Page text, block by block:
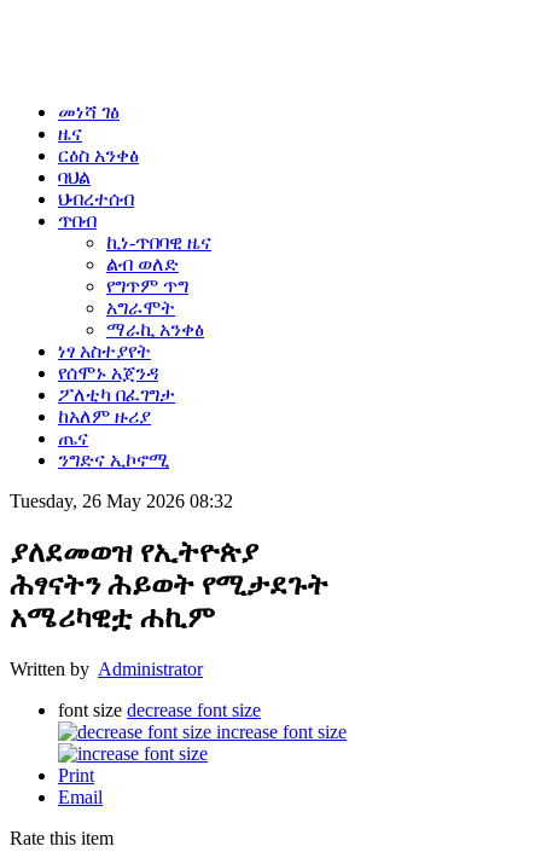
መነሻ ገፅ
ዜና
ርዕስ አንቀፅ
ባህል
ህብረተሰብ
ጥበብ
ኪነ-ጥበባዊ ዜና
ልብ ወለድ
የግጥም ጥግ
አግራሞት
ማራኪ አንቀፅ
ነፃ አስተያየት
የሰሞኑ አጀንዳ
ፖለቲካ በፈገግታ
ከአለም ዙሪያ
ጤና
ንግድና ኢኮኖሚ
Tuesday, 26 May 2026 08:32
ያለደመወዝ የኢትዮጵያ
ሕፃናትን ሕይወት የሚታደጉት
አሜሪካዊቷ ሐኪም
Written by Administrator
font size decrease font size
increase font size
Print
Email
Rate this item